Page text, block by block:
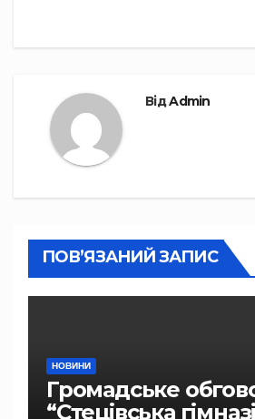
ВідAdmin
ПОВ’ЯЗАНИЙ ЗАПИС
НОВИНИ
Громадське
“Стецівська